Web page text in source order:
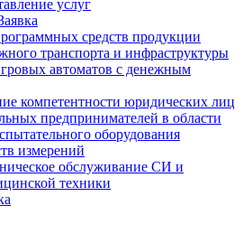
услуг
средств продукции
транспорта и инфраструктуры
автоматов с денежным
компетентности юридических лиц
предпринимателей в области
оборудования
измерений
обслуживание СИ и
техники